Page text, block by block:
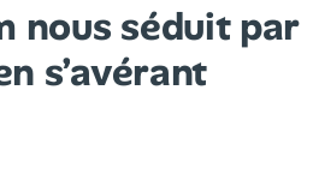
nous séduit par
s’avérant